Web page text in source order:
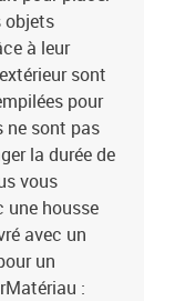
objets
à leur
sont
pour
ne sont pas
la durée de
vous
une housse
avec un
un
: